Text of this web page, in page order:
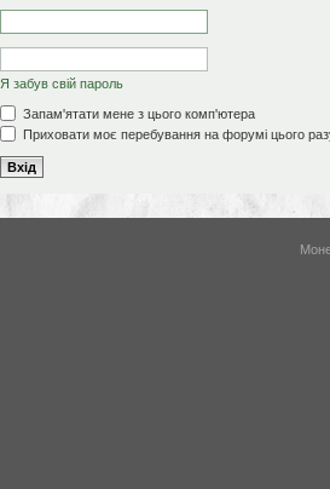
Я забув свій пароль
Запам'ятати мене з цього комп'ютера
Приховати моє перебування на форумі цього